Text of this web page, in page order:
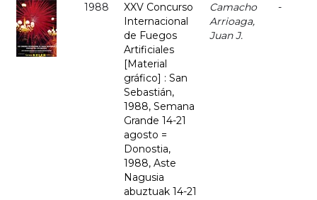
1988
XXV Concurso
Internacional
de Fuegos
Artificiales
[Material
gráfico] : San
Sebastián,
1988, Semana
Grande 14-21
agosto =
Donostia,
1988, Aste
Nagusia
abuztuak 14-21
Camacho
Arrioaga,
Juan J.
-